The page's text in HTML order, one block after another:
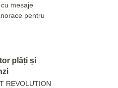
mesaje
pentru
plăți și
REVOLUTION